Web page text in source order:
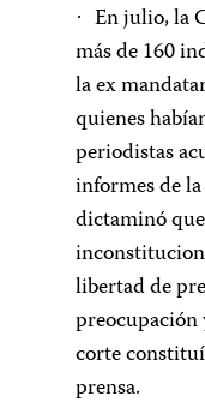
· En julio, la
más de 160
la ex
quienes
periodistas
informes de
dictaminó
libertad de
preocupación
corte
prensa.